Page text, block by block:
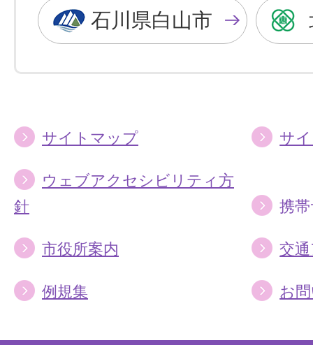
色
に
色
に
石川県白山市
サイトマップ サ
ウェブアクセシビリティ方
針
携
市役所案内 交
例規集 お